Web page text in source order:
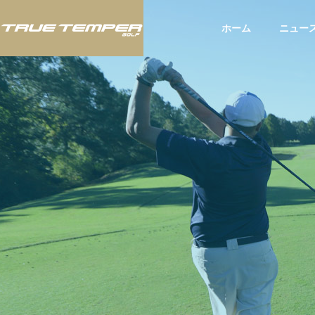
ホーム ニュー
BLOG
スタッフブログ
：
ツアー
JLPGAツアー「富士フィルム・
スタジオアリス女子オープン」
にてTRUE TEMPERシャフト使
用のウー・チャイエン選手が今
アメリ
された
て
選手が